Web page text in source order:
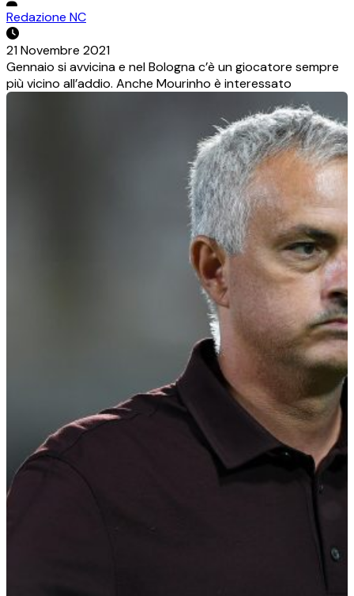
Redazione NC
21 Novembre 2021
Gennaio si avvicina e nel Bologna c’è un giocatore sempre
più vicino all’addio. Anche Mourinho è interessato